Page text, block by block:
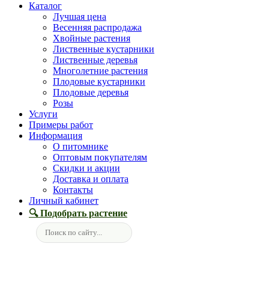
Каталог
Лучшая цена
Весенняя распродажа
Хвойные растения
Лиственные кустарники
Лиственные деревья
Многолетние растения
Плодовые кустарники
Плодовые деревья
Розы
Услуги
Примеры работ
Информация
О питомнике
Оптовым покупателям
Скидки и акции
Доставка и оплата
Контакты
Личный кабинет
🔍 Подобрать растение